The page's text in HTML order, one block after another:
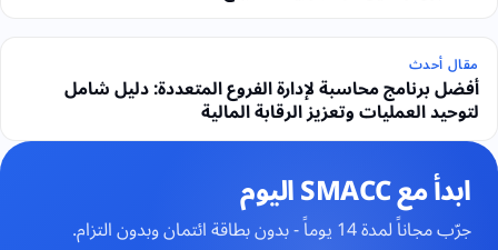
مقال أحدث
أفضل برنامج محاسبة لإدارة الفروع المتعددة: دليل شامل
لتوحيد العمليات وتعزيز الرقابة المالية
ابدأ مع SMACC اليوم
جرّب مجاناً لمدة 14 يوماً - بدون بطاقة ائتمان وبدون التزام.